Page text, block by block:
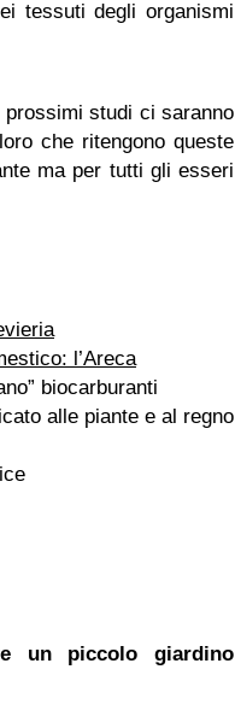
tessuti degli organismi
studi ci saranno
che ritengono queste
ma per tutti gli esseri
l’Areca
biocarburanti
alle piante e al regno
un piccolo giardino